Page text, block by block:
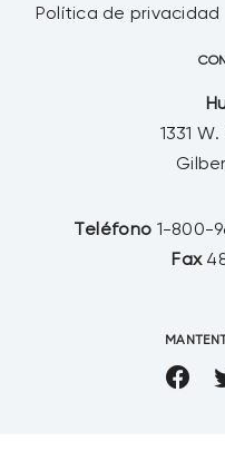
Política de privacidad
1331
Teléfono 1-800-
Fax